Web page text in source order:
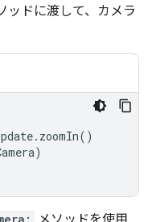
ッドに渡して、カメラ
. zoomIn()
)